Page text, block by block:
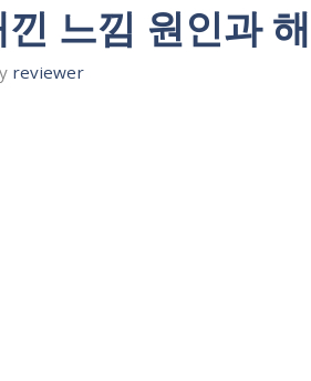
느낌 원인과
reviewer